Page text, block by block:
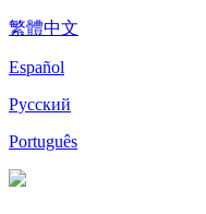
繁體中文
Español
Русский
Português